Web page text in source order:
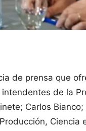
de prensa que
de la
Carlos
Ciencia